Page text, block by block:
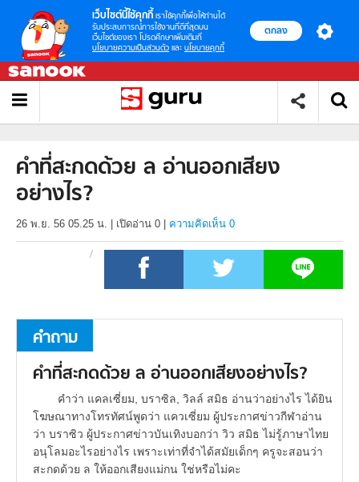
เว็บไซต์นี้ใช้คุกกี้ เราใช้คุกกี้เพื่อให้ท่านได้
รับประสบการณ์การใช้งานที่ดีที่สุดบน
เว็บไซต์ของเรา โปรดศึกษาเพิ่มเติมที่
นโยบายความเป็นส่วนตัว และ นโยบายคุกกี้
ตกลง
คำที่สะกดด้วย ล อ่านออกเสียง
อย่างไร?
26 พ.ย. 56 05.25 น. เปิดอ่าน 0 ความคิดเห็น 0
คำถาม
คำที่สะกดด้วย ล อ่านออกเสียงอย่างไร?
คำว่า แคลเซี่ยม, บราซิล, วิลล์ สมิธ อ่านว่าอย่างไร ได้ยิน
โฆษณาทางโทรทัศน์พูดว่า แควเซี่ยม ผู้ประกาศข่าวกีฬาอ่าน
ว่า บราซิว ผู้ประกาศข่าวบันเทิงบอกว่า วิว สมิธ ไม่รู้ภาษาไทย
อนุโลมอะไรอย่างไร เพราะเท่าที่จำได้สมัยเด็กๆ ครูจะสอนว่า
สะกดด้วย ล ให้ออกเสียงแม่กน ใช่หรือไม่คะ